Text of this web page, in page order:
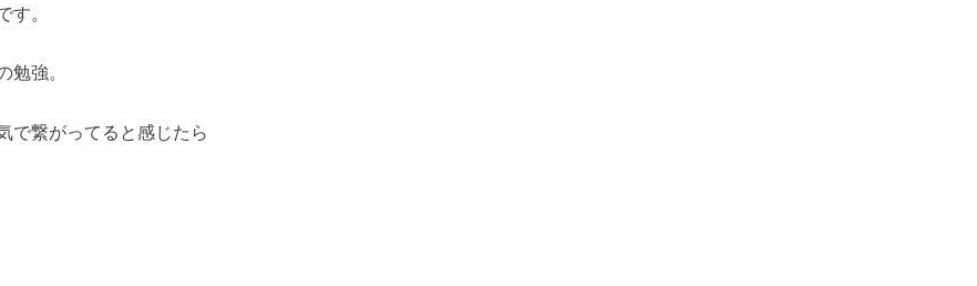
。
強。
で繋がってると感じたら